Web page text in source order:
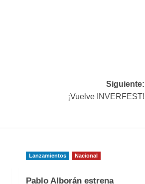
Siguiente:
¡Vuelve INVERFEST!
Lanzamientos Nacional
Pablo Alborán estrena